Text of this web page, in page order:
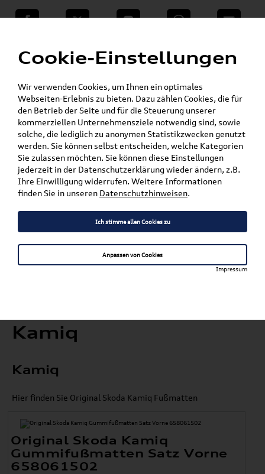
teilen Twitter Instagram WhatsApp E-Mail
VW Shop - VW Originalteile und Zubehör »
» Komfort & Schutz »
Fußmatten » Kamiq
Mein Kundenkonto Warenkorb
Artikel für ihr Modell
Marke wählen
Modell wählen
Karosserieform wählen
Kamiq
Kamiq
Hier finden Sie Original Skoda Kamiq Fußmatten
Original Skoda Kamiq
Gummifußmatten Satz Vorne
658061502
Cookie-Einstellungen
Wir verwenden Cookies, um Ihnen ein optimales
Webseiten-Erlebnis zu bieten. Dazu zählen Cookies, die für
den Betrieb der Seite und für die Steuerung unserer
kommerziellen Unternehmensziele notwendig sind, sowie
solche, die lediglich zu anonymen Statistikzwecken genutzt
werden. Sie können selbst entscheiden, welche Kategorien
Sie zulassen möchten. Sie können diese Einstellungen
jederzeit in der Datenschutzerklärung wieder ändern, z.B.
Ihre Einwilligung widerrufen. Weitere Informationen
finden Sie in unseren Datenschutzhinweisen.
Ich stimme allen Cookies zu
Anpassen von Cookies
Impressum